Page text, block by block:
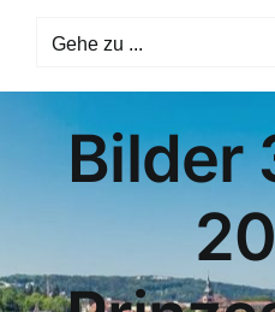
Gehe zu ...
Bilder